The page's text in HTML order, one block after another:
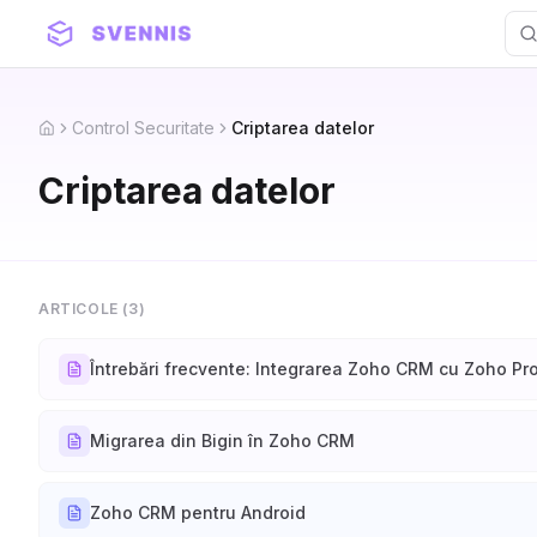
HomeControl Securitate Criptarea datelor
Criptarea datelor
ARTICOLE (3)
Întrebări frecvente: Integrarea Zoho CRM cu Zoho
Migrarea din Bigin în Zoho CRM
Zoho CRM pentru Android